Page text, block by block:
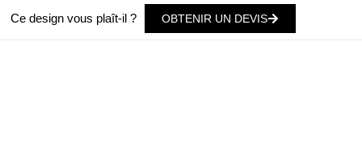
Ce design vous plaît-il ? OBTENIR UN DEVIS